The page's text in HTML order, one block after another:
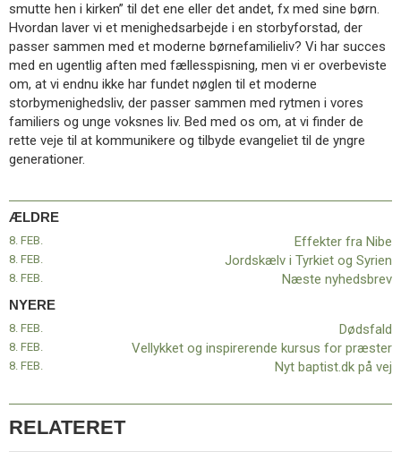
9.0:
Forside
10.0:
Nyheder
11.0:
Kalender
12.0:
Inspiration
13.0:
Værktøjskassen
14.0:
Mission
15.0:
Om
BaptistKirken
16.0:
Kontakt
indlæg:
indlæg:
Effekter
fra
Nibe
smutte hen i kirken” til det ene eller det andet, fx med sine børn.
Hvordan laver vi et menighedsarbejde i en storbyforstad, der
passer sammen med et moderne børnefamilieliv? Vi har succes
med en ugentlig aften med fællesspisning, men vi er overbeviste
om, at vi endnu ikke har fundet nøglen til et moderne
storbymenighedsliv, der passer sammen med rytmen i vores
familiers og unge voksnes liv. Bed med os om, at vi finder de
rette veje til at kommunikere og tilbyde evangeliet til de yngre
generationer.
ÆLDRE
8. FEB. Effekter fra Nibe
8. FEB. Jordskælv i Tyrkiet og Syrien
8. FEB. Næste nyhedsbrev
NYERE
Dødsfald
8. FEB.
Vellykket og inspirerende kursus for præster
8. FEB.
Nyt baptist.dk på vej
8. FEB.
RELATERET